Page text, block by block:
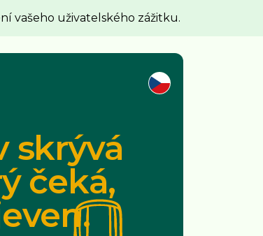
vašeho uživatelského zážitku.
skrývá
čeká,